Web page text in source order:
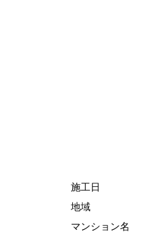
施工日
地域
マンション名